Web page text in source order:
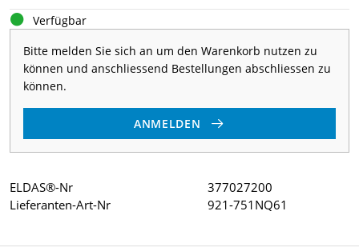
Verfügbar
Bitte melden Sie sich an um den Warenkorb nutzen zu
können und anschliessend Bestellungen abschliessen zu
können.
ANMELDEN
ELDAS®-Nr
377027200
Lieferanten-Art-Nr
921-751NQ61